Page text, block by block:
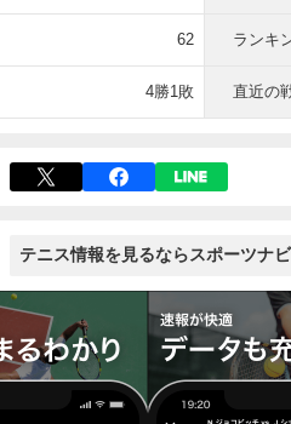
62 ランキ
4勝1敗 直近の
テニス情報を見るならスポーツナ